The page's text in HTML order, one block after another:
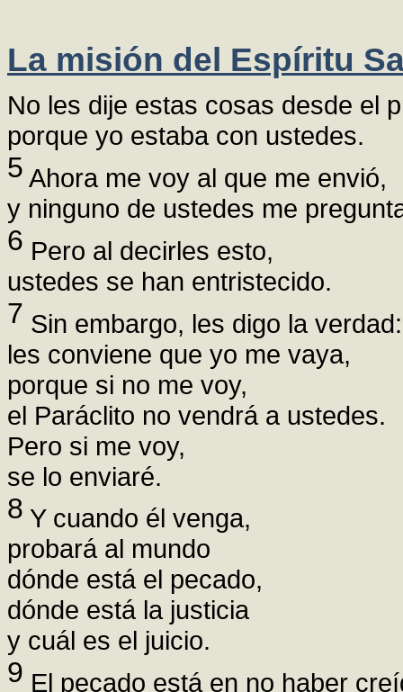
La misión del Espíritu
No les dije estas cosas desde el
porque yo estaba con ustedes.
5 Ahora me voy al que me envió,
y ninguno de ustedes me
6 Pero al decirles esto,
ustedes se han entristecido.
7 Sin embargo, les digo la verdad:
les conviene que yo me vaya,
porque si no me voy,
el Paráclito no vendrá a ustedes.
Pero si me voy,
se lo enviaré.
8 Y cuando él venga,
probará al mundo
dónde está el pecado,
dónde está la justicia
y cuál es el juicio.
9 El pecado está en no haber